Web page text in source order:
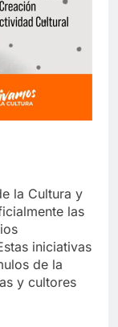
la Cultura y
las
iniciativas
de la
y cultores